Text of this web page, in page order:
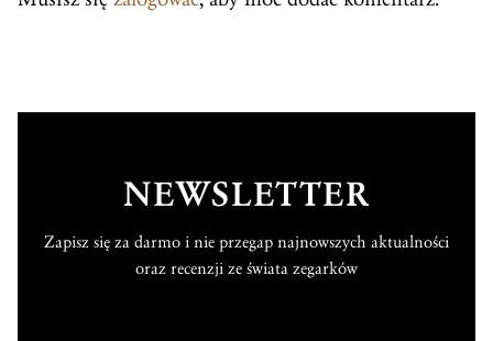
NEWSLETTER
Zapisz się za darmo i nie przegap najnowszych aktualności
oraz recenzji ze świata zegarków